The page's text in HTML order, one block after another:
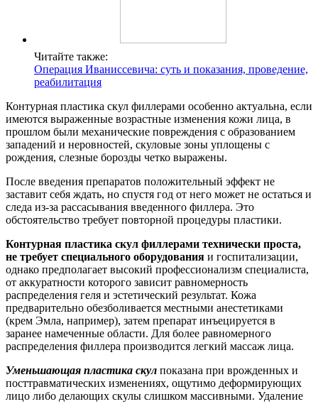
Читайте также:
Операция Иваниссевича: суть и показания, проведение,
реабилитация
Контурная пластика скул филлерами особенно актуальна, если
имеются выраженные возрастные изменения кожи лица, в
прошлом были механические повреждения с образованием
западений и неровностей, скуловые зоны уплощены с
рождения, слезные борозды четко выражены.
После введения препаратов положительный эффект не
заставит себя ждать, но спустя год от него может не остаться и
следа из-за рассасывания введенного филлера. Это
обстоятельство требует повторной процедуры пластики.
Контурная пластика скул филлерами технически проста,
не требует специального оборудования и госпитализации,
однако предполагает высокий профессионализм специалиста,
от аккуратности которого зависит равномерность
распределения геля и эстетический результат. Кожа
предварительно обезболивается местными анестетиками
(крем Эмла, например), затем препарат инъецируется в
заранее намеченные области. Для более равномерного
распределения филлера производится легкий массаж лица.
Уменьшающая пластика скул показана при врожденных и
посттравматических изменениях, ощутимо деформирующих
лицо либо делающих скулы слишком массивными. Удаление